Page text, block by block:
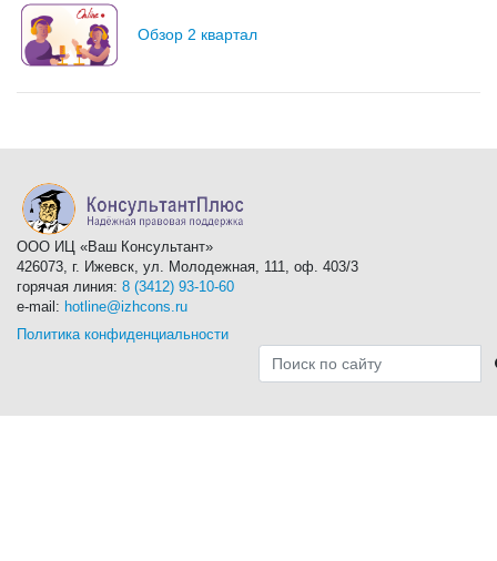
Обзор 2 квартал
ООО ИЦ «Ваш Консультант»
426073, г. Ижевск, ул. Молодежная, 111, оф. 403/3
горячая линия: 8 (3412) 93-10-60
e-mail: hotline@izhcons.ru
Политика конфиденциальности